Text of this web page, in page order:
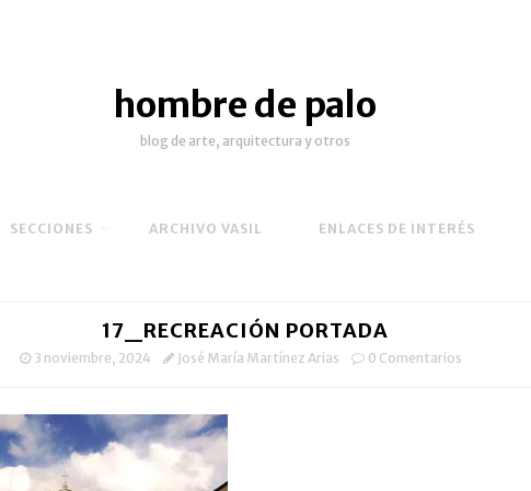
hombre de palo
blog de arte, arquitectura y otros
SECCIONES ARCHIVO VASIL ENLACES DE INTERÉS
17_RECREACIÓN PORTADA
3 noviembre, 2024 José María Martínez Arias 0 Comentarios